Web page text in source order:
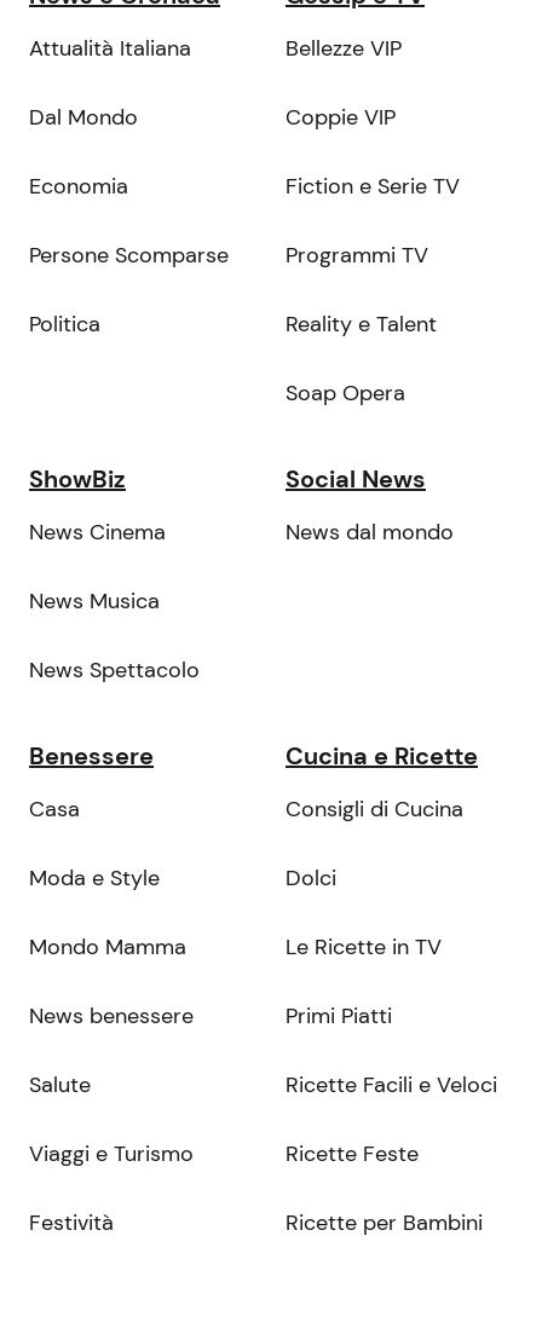
Attualità Italiana
Dal Mondo
Economia
Persone Scomparse
Politica
Bellezze VIP
Coppie VIP
Fiction e Serie TV
Programmi TV
Reality e Talent
Soap Opera
ShowBiz
News Cinema
News Musica
News Spettacolo
Social News
News dal mondo
Benessere
Casa
Moda e Style
Mondo Mamma
News benessere
Salute
Viaggi e Turismo
Festività
Cucina e Ricette
Consigli di Cucina
Dolci
Le Ricette in TV
Primi Piatti
Ricette Facili e Veloci
Ricette Feste
Ricette per Bambini